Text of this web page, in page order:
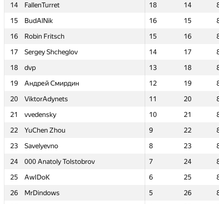
14
FallenTurret 18 14
15
BudAlNik 16 15
16
Robin Fritsch 15 16
17
Sergey Shcheglov 14 17
18
dvp 13 18
19
Андрей Смирдин 12 19
20
ViktorAdynets 11 20
21
vvedensky 10 21
22
YuChen Zhou 9 22
23
Savelyevno 8 23
24
000 Anatoly Tolstobrov 7 24
25
AwIDoK 6 25
26
MrDindows 5 26
14
FallenTurret 18 14
15
BudAlNik 16 15
16
Robin Fritsch 15 16
17
Sergey Shcheglov 14 17
18
dvp 13 18
19
Андрей Смирдин 12 19
20
ViktorAdynets 11 20
21
vvedensky 10 21
22
YuChen Zhou 9 22
23
Savelyevno 8 23
24
000 Anatoly Tolstobrov 7 24
25
AwIDoK 6 25
26
MrDindows 5 26